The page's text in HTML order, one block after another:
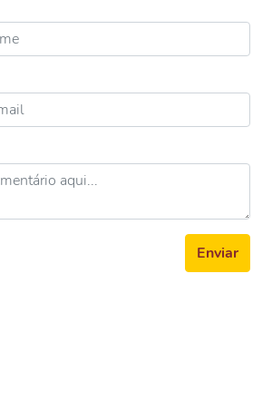
Enviar